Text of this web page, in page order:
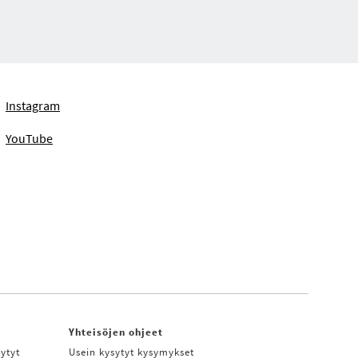
Instagram
YouTube
Yhteisöjen ohjeet
Usein kysytyt kysymykset